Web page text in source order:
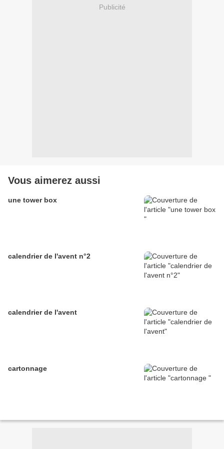
Publicité
Vous aimerez aussi
une tower box
calendrier de l'avent n°2
calendrier de l'avent
cartonnage